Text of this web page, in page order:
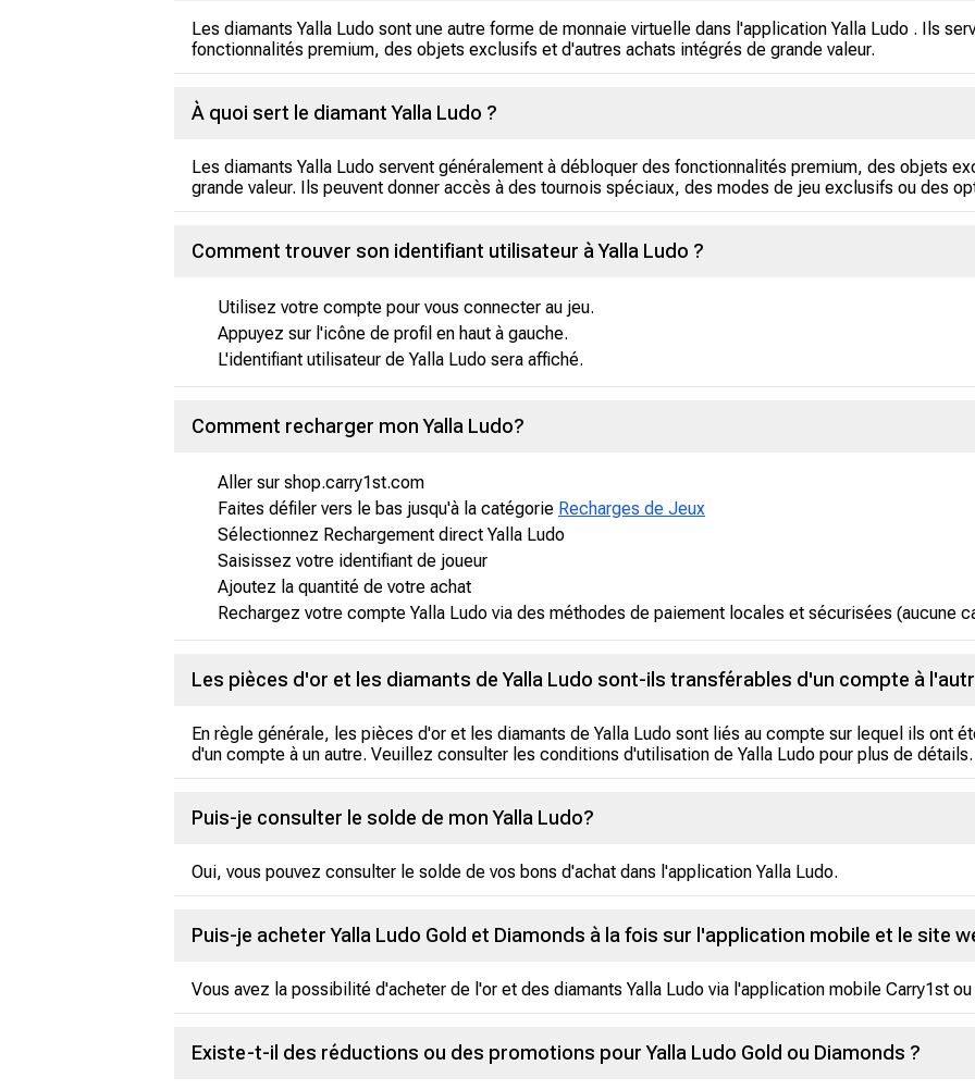
Les diamants Yalla Ludo sont une autre forme de monnaie virtuelle dans l'application Yalla Ludo . Ils
fonctionnalités premium, des objets exclusifs et d'autres achats intégrés de grande valeur.
À quoi sert le diamant Yalla Ludo ?
Les diamants Yalla Ludo servent généralement à débloquer des fonctionnalités premium, des objets
grande valeur. Ils peuvent donner accès à des tournois spéciaux, des modes de jeu exclusifs ou des
Comment trouver son identifiant utilisateur à Yalla Ludo ?
Utilisez votre compte pour vous connecter au jeu.
Appuyez sur l'icône de profil en haut à gauche.
L'identifiant utilisateur de Yalla Ludo sera affiché.
Comment recharger mon Yalla Ludo?
Aller sur shop.carry1st.com
Faites défiler vers le bas jusqu'à la catégorie Recharges de Jeux
Sélectionnez Rechargement direct Yalla Ludo
Saisissez votre identifiant de joueur
Ajoutez la quantité de votre achat
Rechargez votre compte Yalla Ludo via des méthodes de paiement locales et sécurisées (aucune
Les pièces d'or et les diamants de Yalla Ludo sont-ils transférables d'un compte à
En règle générale, les pièces d'or et les diamants de Yalla Ludo sont liés au compte sur lequel ils ont
d'un compte à un autre. Veuillez consulter les conditions d'utilisation de Yalla Ludo pour plus de détails.
Puis-je consulter le solde de mon Yalla Ludo?
Oui, vous pouvez consulter le solde de vos bons d'achat dans l'application Yalla Ludo.
Puis-je acheter Yalla Ludo Gold et Diamonds à la fois sur l'application mobile et le site
Vous avez la possibilité d'acheter de l'or et des diamants Yalla Ludo via l'application mobile Carry1st
Existe-t-il des réductions ou des promotions pour Yalla Ludo Gold ou Diamonds ?